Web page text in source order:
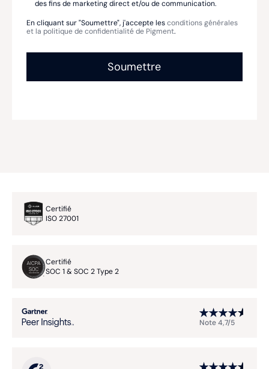
des fins de marketing direct et/ou de communication.
En cliquant sur "Soumettre", j'accepte lesconditions générales
et la politique de confidentialité de Pigment.
Certifié
ISO 27001
Certifié
SOC 1 & SOC 2 Type 2
Note 4,7/5